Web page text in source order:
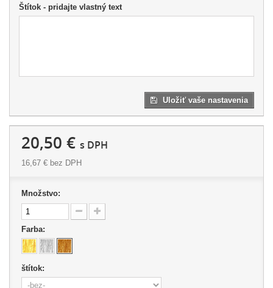
Štítok - pridajte vlastný text
Uložiť vaše nastavenia
20,50 € s DPH
16,67 € bez DPH
Množstvo:
Farba:
štítok: